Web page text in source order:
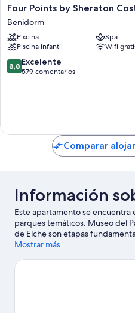
Four
Points
by
Sheraton
Costa
Blanca
Resort
Four Points by Sheraton
Benidorm
Piscina
Spa
Piscina infantil
Wifi
8.8
sobre
8,8 Excelente
579 comentarios
Comparar
Información
Este apartamento se encuentra
parques temáticos. Museo del
de Elche son etapas
cultura en esta región, donde
de Elche. Jardín Huerto del
Mostrar más